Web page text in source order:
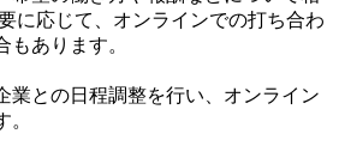
に応じて、オンラインでの打ち合わ
もあります。
業との日程調整を行い、オンライン